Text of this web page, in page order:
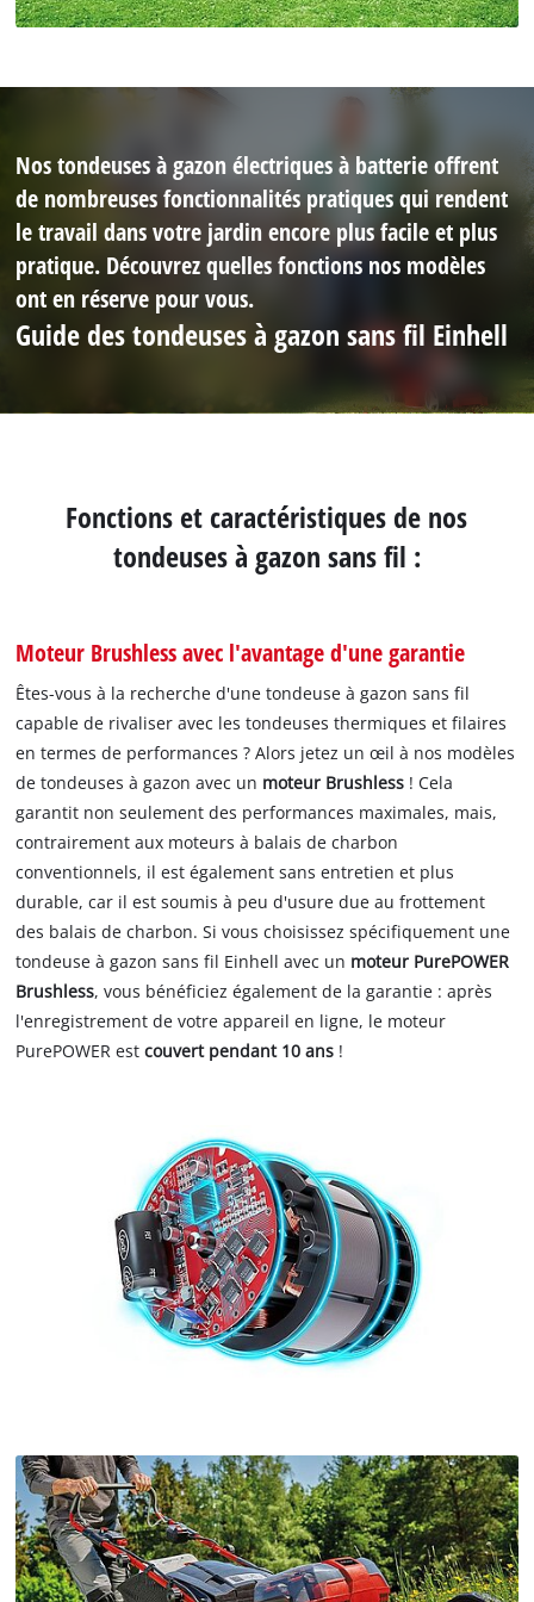
Nos tondeuses à gazon électriques à batterie offrent
de nombreuses fonctionnalités pratiques qui rendent
le travail dans votre jardin encore plus facile et plus
pratique. Découvrez quelles fonctions nos modèles
ont en réserve pour vous.
Guide des tondeuses à gazon sans fil Einhell
Fonctions et caractéristiques de nos
tondeuses à gazon sans fil :
Moteur Brushless avec l'avantage d'une garantie
Êtes-vous à la recherche d'une tondeuse à gazon sans fil
capable de rivaliser avec les tondeuses thermiques et filaires
en termes de performances ? Alors jetez un œil à nos modèles
de tondeuses à gazon avec un moteur Brushless ! Cela
garantit non seulement des performances maximales, mais,
contrairement aux moteurs à balais de charbon
conventionnels, il est également sans entretien et plus
durable, car il est soumis à peu d'usure due au frottement
des balais de charbon. Si vous choisissez spécifiquement une
tondeuse à gazon sans fil Einhell avec un moteur PurePOWER
Brushless, vous bénéficiez également de la garantie : après
l'enregistrement de votre appareil en ligne, le moteur
PurePOWER estcouvert pendant 10 ans !